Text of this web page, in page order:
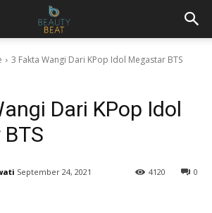
3 Fakta Wangi Dari KPop Idol Megastar BTS
Dari KPop Idol
September 24, 2021 0
4120